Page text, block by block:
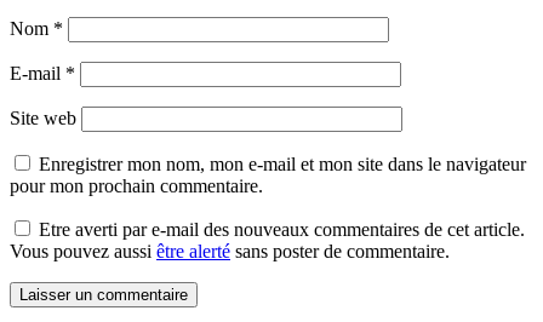
Nom *
E-mail *
Site web
Enregistrer mon nom, mon e-mail et mon site dans le navigateur
pour mon prochain commentaire.
Etre averti par e-mail des nouveaux commentaires de cet article.
Vous pouvez aussi être alerté sans poster de commentaire.